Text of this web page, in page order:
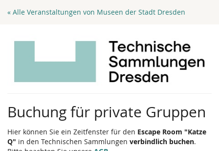
Zum
« Alle Veranstaltungen von Museen der Stadt Dresden
Buchung für private Gruppen
Hier können Sie ein Zeitfenster für den Escape Room "Katze
Q" in den Technischen Sammlungen verbindlich buchen.